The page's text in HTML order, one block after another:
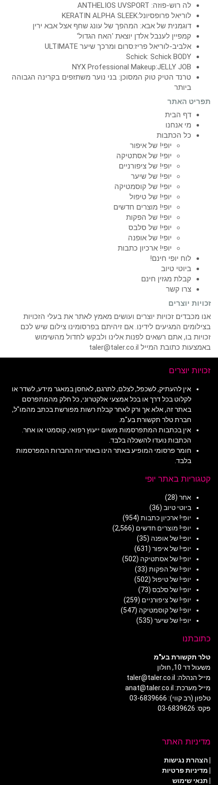
לה רוש-פוזה: ANTHELIOS UVSPORT
לוריאל פרופסיונל:KERATIN ALPHA SLEEK
דוגמנית של אבא: המהפך של עונג שחף אצל אבא ירין
קמפיין לענבל אלדן יוצאת 'האח הגדול'
אלביב-לוריאל פריז:סרום ומרכך שיער ULTIMATE
Schick: Schick BODY
NYX Professional Makeup:JELLY JOB
טרנד הטיק טוק המסוכן: בני נוער משתזפים בקרינה הגבוהה
ביותר
תפריט האתר
דף הבית
מי אנחנו
כל הכתבות
יופי! של איפור
יופי! של אסתטיקה
יופי! של ציפורניים
יופי! של שיער
יופי! של קוסמטיקה
יופי! של טיפול
יופי! מוצרים חדשים
יופי! של הפקות
יופי! של סלבס
יופי! של אופנה
יופי! ארכיון כתבות
לוח יופי חינם!
ביוטי טיוב
קבלת מגזין חינם
צרו קשר
זכויות יוצרים
אנו מכבדים זכויות יוצרים ועושים מאמץ לאתר את בעלי הזכויות
בצילומים המגיעים לידינו. אם זיהיתם בפרסומינו צילום שיש לכם
זכויות בו, אתם רשאים לפנות אלינו ולבקש לחדול מהשימוש
באמצעות כתובת המייל taler@taler.co.il
זכויות יוצרים
אין להעתיק, לשכפל, לצלם, לתרגם, לאחסן במאגר מידע, לשדר או
לקלוט בכל דרך או בכל אמצעי אלקטרוני, כל חלק מהמתפרסם
באתר זה, אלא אך ורק לאחר קבלת רשות מפורשת בכתב מהמו"ל,
חברת טלר תקשורת בע"מ.
אין בכתבות המתפרסמות משום ייעוץ רפואי, קוסמטי או אחר.
הכתבות נועדו להשכלה בלבד.
חומר פרסומי המופיע באתר הינו באחריות החברות המפרסמות
בלבד.
קטגוריות באתר יופי
אחר (28)
ביוטי טיוב (36)
יופי! ארכיון כתבות (954)
יופי! מוצרים חדשים (2,566)
יופי! של אופנה (35)
יופי! של איפור (631)
יופי! של אסתטיקה (502)
יופי! של הפקות (33)
יופי! של טיפול (502)
יופי! של סלבס (73)
יופי! של ציפורניים (259)
יופי! של קוסמטיקה (547)
יופי! של שיער (535)
כתובתנו
טלר תקשורת בע"מ
משעול דר 10, חולון
מייל הנהלה: taler@taler.co.il
מייל מערכת: anat@taler.co.il
טלפון (רב קווי): 03-6839666
פקס: 03-6839626
מדיניות האתר
הצהרת נגישות
מדיניות פרטיות
| תנאי שימוש